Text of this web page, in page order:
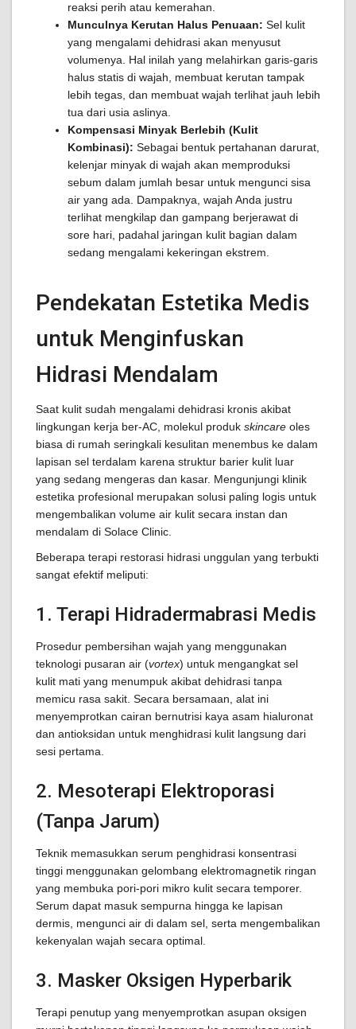
reaksi perih atau kemerahan.
Munculnya Kerutan Halus Penuaan: Sel kulit
yang mengalami dehidrasi akan menyusut
volumenya. Hal inilah yang melahirkan garis-garis
halus statis di wajah, membuat kerutan tampak
lebih tegas, dan membuat wajah terlihat jauh lebih
tua dari usia aslinya.
Kompensasi Minyak Berlebih (Kulit
Kombinasi): Sebagai bentuk pertahanan darurat,
kelenjar minyak di wajah akan memproduksi
sebum dalam jumlah besar untuk mengunci sisa
air yang ada. Dampaknya, wajah Anda justru
terlihat mengkilap dan gampang berjerawat di
sore hari, padahal jaringan kulit bagian dalam
sedang mengalami kekeringan ekstrem.
Pendekatan Estetika Medis
untuk Menginfuskan
Hidrasi Mendalam
Saat kulit sudah mengalami dehidrasi kronis akibat
lingkungan kerja ber-AC, molekul produk skincare oles
biasa di rumah seringkali kesulitan menembus ke dalam
lapisan sel terdalam karena struktur barier kulit luar
yang sedang mengeras dan kasar. Mengunjungi klinik
estetika profesional merupakan solusi paling logis untuk
mengembalikan volume air kulit secara instan dan
mendalam di Solace Clinic.
Beberapa terapi restorasi hidrasi unggulan yang terbukti
sangat efektif meliputi:
1. Terapi Hidradermabrasi Medis
Prosedur pembersihan wajah yang menggunakan
teknologi pusaran air (vortex) untuk mengangkat sel
kulit mati yang menumpuk akibat dehidrasi tanpa
memicu rasa sakit. Secara bersamaan, alat ini
menyemprotkan cairan bernutrisi kaya asam hialuronat
dan antioksidan untuk menghidrasi kulit langsung dari
sesi pertama.
2. Mesoterapi Elektroporasi
(Tanpa Jarum)
Teknik memasukkan serum penghidrasi konsentrasi
tinggi menggunakan gelombang elektromagnetik ringan
yang membuka pori-pori mikro kulit secara temporer.
Serum dapat masuk sempurna hingga ke lapisan
dermis, mengunci air di dalam sel, serta mengembalikan
kekenyalan wajah secara optimal.
3. Masker Oksigen Hyperbarik
Terapi penutup yang menyemprotkan asupan oksigen